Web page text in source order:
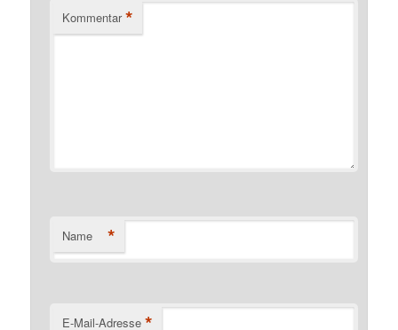
Kommentar *
Name *
E-Mail-Adresse *